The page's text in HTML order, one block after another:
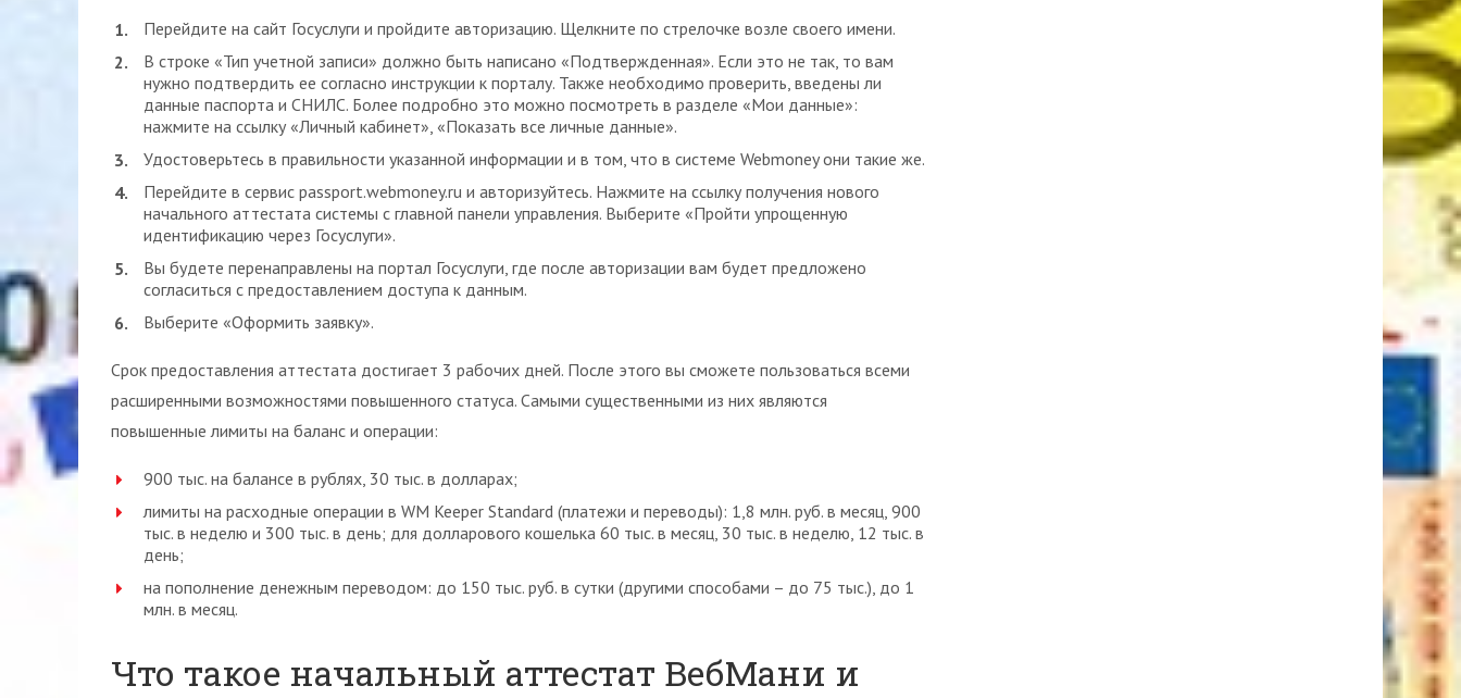
Перейдите на сайт Госуслуги и пройдите авторизацию. Щелкните по стрелочке возле своего имени.
В строке «Тип учетной записи» должно быть написано «Подтвержденная». Если это не так, то вам
нужно подтвердить ее согласно инструкции к порталу. Также необходимо проверить, введены ли
данные паспорта и СНИЛС. Более подробно это можно посмотреть в разделе «Мои данные»:
нажмите на ссылку «Личный кабинет», «Показать все личные данные».
Удостоверьтесь в правильности указанной информации и в том, что в системе Webmoney они такие же.
Перейдите в сервис passport.webmoney.ru и авторизуйтесь. Нажмите на ссылку получения нового
начального аттестата системы с главной панели управления. Выберите «Пройти упрощенную
идентификацию через Госуслуги».
Вы будете перенаправлены на портал Госуслуги, где после авторизации вам будет предложено
согласиться с предоставлением доступа к данным.
Выберите «Оформить заявку».
Срок предоставления аттестата достигает 3 рабочих дней. После этого вы сможете пользоваться всеми
расширенными возможностями повышенного статуса. Самыми существенными из них являются
повышенные лимиты на баланс и операции:
900 тыс. на балансе в рублях, 30 тыс. в долларах;
лимиты на расходные операции в WM Keeper Standard (платежи и переводы): 1,8 млн. руб. в месяц, 900
тыс. в неделю и 300 тыс. в день; для долларового кошелька 60 тыс. в месяц, 30 тыс. в неделю, 12 тыс. в
день;
на пополнение денежным переводом: до 150 тыс. руб. в сутки (другими способами – до 75 тыс.), до 1
млн. в месяц.
Что такое начальный аттестат ВебМани и